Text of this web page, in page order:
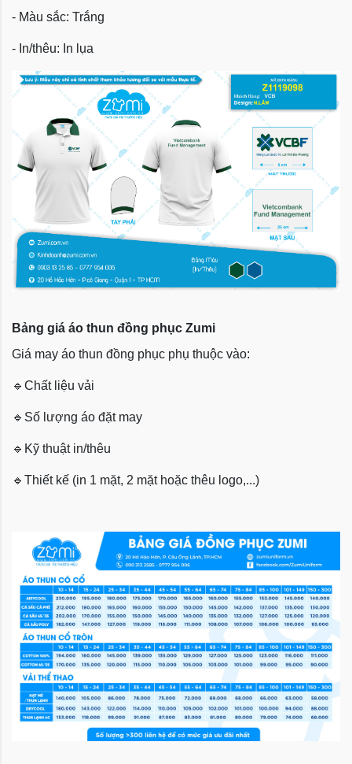
- Màu sắc: Trắng
- In/thêu: In lụa
Bảng giá áo thun đồng phục Zumi
Giá may áo thun đồng phục phụ thuộc vào:
🔹 Chất liệu vải
🔹 Số lượng áo đặt may
🔹 Kỹ thuật in/thêu
🔹 Thiết kế (in 1 mặt, 2 mặt hoặc thêu logo,...)